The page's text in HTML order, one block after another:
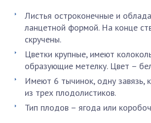
Листья остроконечные и
ланцетной формой. На конце
скручены.
Цветки крупные, имеют
образующие метелку. Цвет –
Имеют 6 тычинок, одну завязь,
из трех плодолистиков.
Тип плодов – ягода или